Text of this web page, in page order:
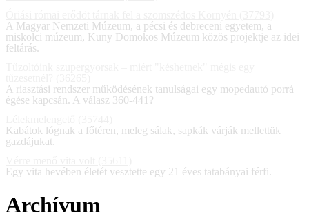
A Magyar Nemzeti Múzeum, a pécsi és debreceni egyetem, a
miskolci múzeum, Kuny Domokos Múzeum közös projektje az idei
feltárás.
A riasztási rendszer működésének tanulságai egy mopedautó porrá
égése kapcsán. A válasz 360-441?
Kabátok lógnak a főtéren, meleg sálak, sapkák várják mellettük
gazdájukat.
Egy vita hevében életét vesztette egy 21 éves tatabányai férfi.
Archívum